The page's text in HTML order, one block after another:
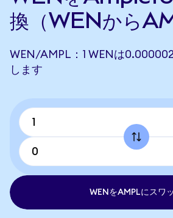
換（WENから
WEN/AMPL：1 WENは
します
WENをAMPLにスワ